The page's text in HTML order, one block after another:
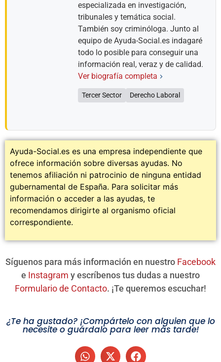
especializada en investigación,
tribunales y temática social.
También soy criminóloga. Junto al
equipo de Ayuda-Social.es indagaré
todo lo posible para conseguir una
información real, veraz y de calidad.
Ver biografía completa
Tercer Sector Derecho Laboral
Ayuda-Social.es es una empresa independiente que
ofrece información sobre diversas ayudas. No
tenemos afiliación ni patrocinio de ninguna entidad
gubernamental de España. Para solicitar más
información o acceder a las ayudas, te
recomendamos dirigirte al organismo oficial
correspondiente.
Síguenos para más información en nuestro Facebook
e Instagram y escríbenos tus dudas a nuestro
Formulario de Contacto. ¡Te queremos escuchar!
¿Te ha gustado? ¡Compártelo con alguien que lo
necesite o guárdalo para leer más tarde!